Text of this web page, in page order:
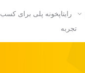
رایتاپخونه پلی برای کسب
تجربه